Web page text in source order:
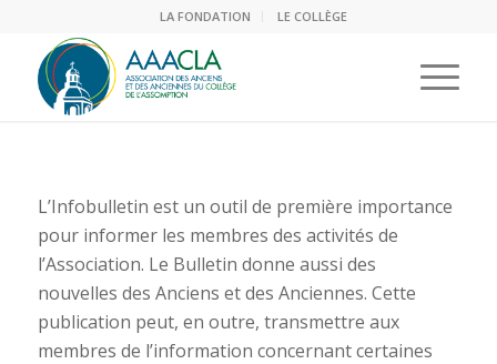
LA FONDATION LE COLLÈGE
L’Infobulletin est un outil de première importance
pour informer les membres des activités de
l’Association. Le Bulletin donne aussi des
nouvelles des Anciens et des Anciennes. Cette
publication peut, en outre, transmettre aux
membres de l’information concernant certaines